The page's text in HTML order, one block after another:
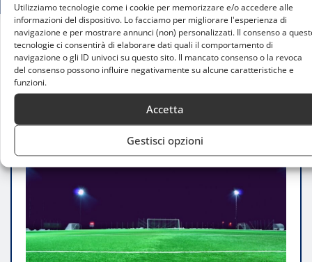
Utilizziamo tecnologie come i cookie per memorizzare e/o accedere alle
informazioni del dispositivo. Lo facciamo per migliorare l'esperienza di
navigazione e per mostrare annunci (non) personalizzati. Il consenso a
tecnologie ci consentirà di elaborare dati quali il comportamento di
navigazione o gli ID univoci su questo sito. Il mancato consenso o la revoca
del consenso possono influire negativamente su alcune caratteristiche e
funzioni.
Accetta
Gestisci opzioni
Home
Milan Primavera, pari in rimonta a Cagliari: un
punto d’oro in inferiorità numerica